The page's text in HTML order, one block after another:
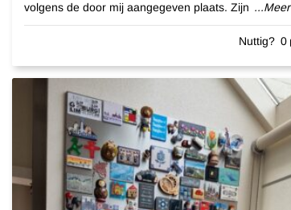
volgens de door mij aangegeven plaats. Zijn ...Meer
Nuttig? 0